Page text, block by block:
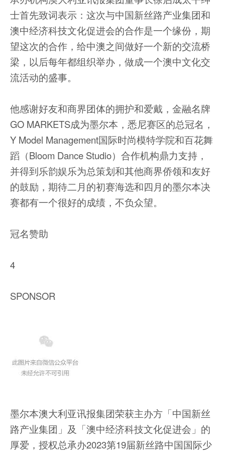
士首先致词表示：这次与中国新丝路产业集团和
澳中经济科技文化促进会的合作是一个缘份，期
望这次的合作，给中澳之间做好一个新的交流桥
梁，以后每年都组织举办，做成一个澳中文化交
流活动的盛事。
他感谢好友和商界团体的拥护和爱戴，金融名牌
GO MARKETS成为墨尔本，悉尼赛区的总冠名，
Y Model Management国际时尚模特学院和百花舞
蹈（Bloom Dance Studio）合作机构鼎力支持，
并得到乐韵娱乐为总策划和其他商界侨领和友好
的鼓励，期待二月的初赛海选和四月的墨尔本决
赛都有一个很好的成绩，不负众望。
冠名赞助
4
SPONSOR
墨尔本澳大利亚讯报集团荣获主办方「中国新丝
路产业集团」及「澳中经济科技文化促进会」的
厚爱，授权总承办2023第19届新丝路中国国际少